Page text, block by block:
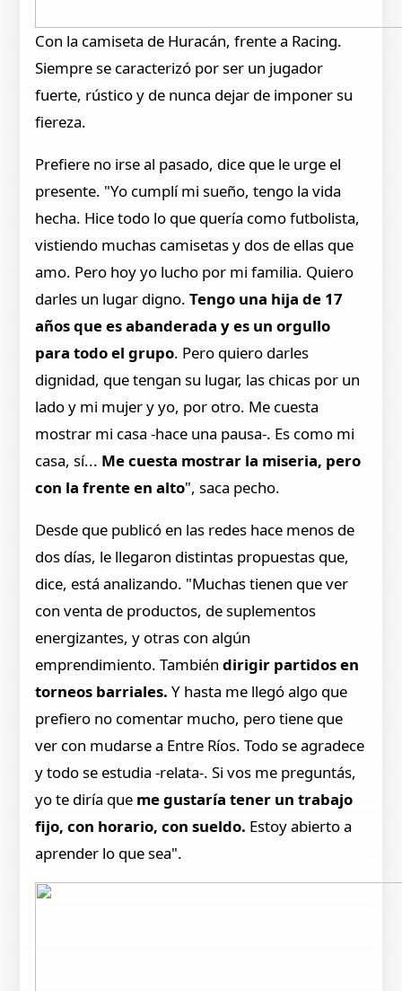
Con la camiseta de Huracán, frente a Racing.
Siempre se caracterizó por ser un jugador
fuerte, rústico y de nunca dejar de imponer su
fiereza.
Prefiere no irse al pasado, dice que le urge el
presente. "Yo cumplí mi sueño, tengo la vida
hecha. Hice todo lo que quería como futbolista,
vistiendo muchas camisetas y dos de ellas que
amo. Pero hoy yo lucho por mi familia. Quiero
darles un lugar digno.Tengo una hija de 17
años que es abanderada y es un orgullo
para todo el grupo. Pero quiero darles
dignidad, que tengan su lugar, las chicas por un
lado y mi mujer y yo, por otro. Me cuesta
mostrar mi casa -hace una pausa-. Es como mi
casa, sí... Me cuesta mostrar la miseria, pero
con la frente en alto", saca pecho.
Desde que publicó en las redes hace menos de
dos días, le llegaron distintas propuestas que,
dice, está analizando. "Muchas tienen que ver
con venta de productos, de suplementos
energizantes, y otras con algún
emprendimiento. Tambiéndirigir partidos en
torneos barriales. Y hasta me llegó algo que
prefiero no comentar mucho, pero tiene que
ver con mudarse a Entre Ríos. Todo se agradece
y todo se estudia -relata-. Si vos me preguntás,
yo te diría que me gustaría tener un trabajo
fijo, con horario, con sueldo. Estoy abierto a
aprender lo que sea".